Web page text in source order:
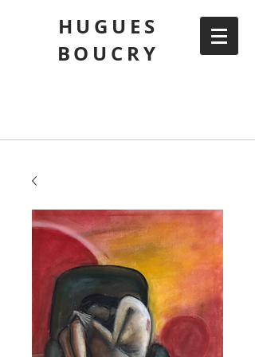
HUGUES
BOUCRY